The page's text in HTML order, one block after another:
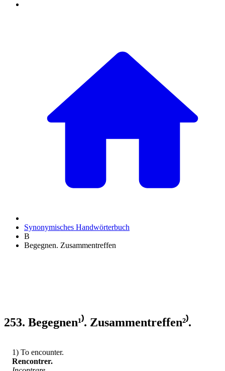
Synonymisches Handwörterbuch
B
Begegnen. Zusammentreffen
253. Begegnen¹⁾. Zusammentreffen²⁾.
1) To encounter.
Rencontrer.